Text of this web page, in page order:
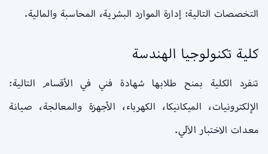
التخصصات التالية: إدارة الموارد البشرية، المحاسبة والمالية.
كلية تكنولوجيا الهندسة
تنفرد الكلية بمنح طلابها شهادة فني في الأقسام التالية:
الإلكترونيات، الميكانيكا، الكهرباء، الأجهزة والمعالجة، صيانة
معدات الاختبار الآلي.